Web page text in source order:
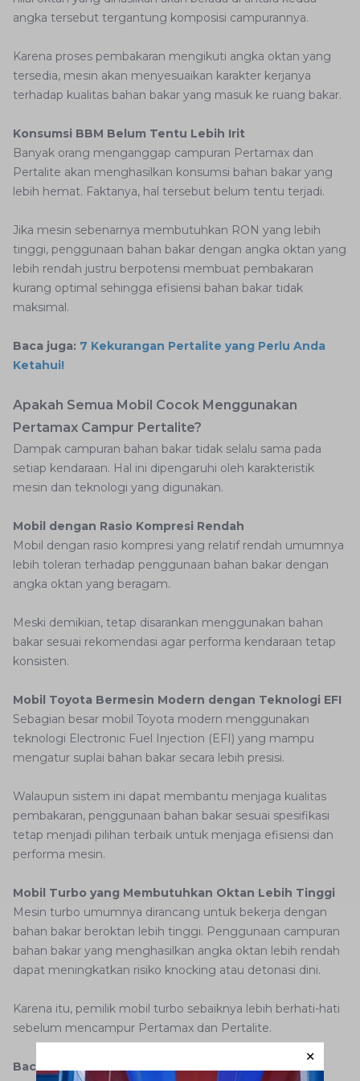
angka tersebut tergantung komposisi campurannya.
Karena proses pembakaran mengikuti angka oktan yang
tersedia, mesin akan menyesuaikan karakter kerjanya
terhadap kualitas bahan bakar yang masuk ke ruang bakar.
Konsumsi BBM Belum Tentu Lebih Irit
Banyak orang menganggap campuran Pertamax dan
Pertalite akan menghasilkan konsumsi bahan bakar yang
lebih hemat. Faktanya, hal tersebut belum tentu terjadi.
Jika mesin sebenarnya membutuhkan RON yang lebih
tinggi, penggunaan bahan bakar dengan angka oktan yang
lebih rendah justru berpotensi membuat pembakaran
kurang optimal sehingga efisiensi bahan bakar tidak
maksimal.
Baca juga: 7 Kekurangan Pertalite yang Perlu Anda
Ketahui!
Apakah Semua Mobil Cocok Menggunakan
Pertamax Campur Pertalite?
Dampak campuran bahan bakar tidak selalu sama pada
setiap kendaraan. Hal ini dipengaruhi oleh karakteristik
mesin dan teknologi yang digunakan.
Mobil dengan Rasio Kompresi Rendah
Mobil dengan rasio kompresi yang relatif rendah umumnya
lebih toleran terhadap penggunaan bahan bakar dengan
angka oktan yang beragam.
Meski demikian, tetap disarankan menggunakan bahan
bakar sesuai rekomendasi agar performa kendaraan tetap
konsisten.
Mobil Toyota Bermesin Modern dengan Teknologi EFI
Sebagian besar mobil Toyota modern menggunakan
teknologi Electronic Fuel Injection (EFI) yang mampu
mengatur suplai bahan bakar secara lebih presisi.
Walaupun sistem ini dapat membantu menjaga kualitas
pembakaran, penggunaan bahan bakar sesuai spesifikasi
tetap menjadi pilihan terbaik untuk menjaga efisiensi dan
performa mesin.
Mobil Turbo yang Membutuhkan Oktan Lebih Tinggi
Mesin turbo umumnya dirancang untuk bekerja dengan
bahan bakar beroktan lebih tinggi. Penggunaan campuran
bahan bakar yang menghasilkan angka oktan lebih rendah
dapat meningkatkan risiko knocking atau detonasi dini.
Karena itu, pemilik mobil turbo sebaiknya lebih berhati-hati
sebelum mencampur Pertamax dan Pertalite.
Baca juga: